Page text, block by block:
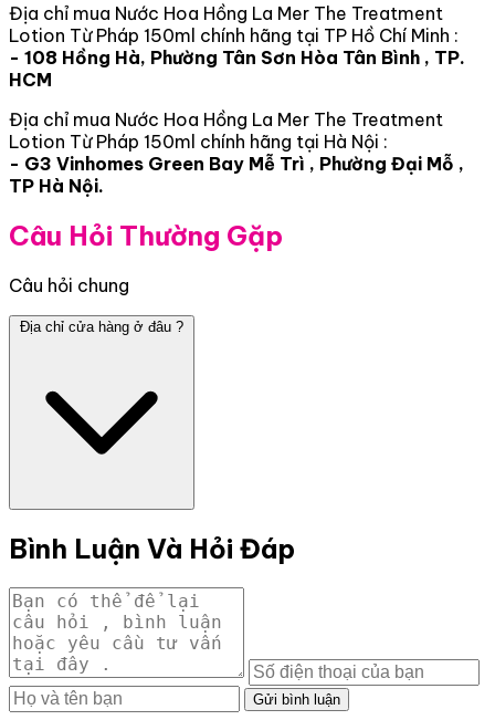
Địa chỉ mua Nước Hoa Hồng La Mer The Treatment
Lotion Từ Pháp 150ml chính hãng tại TP Hồ Chí Minh :
- 108 Hồng Hà, Phường Tân Sơn Hòa Tân Bình , TP.
HCM
Địa chỉ mua Nước Hoa Hồng La Mer The Treatment
Lotion Từ Pháp 150ml chính hãng tại Hà Nội :
- G3 Vinhomes Green Bay Mễ Trì , Phường Đại Mỗ ,
TP Hà Nội.
Câu Hỏi Thường Gặp
Câu hỏi chung
Địa chỉ cửa hàng ở đâu ?
Bình Luận Và Hỏi Đáp
Gửi bình luận